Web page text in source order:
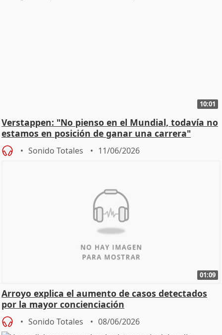
10:01
Verstappen: "No pienso en el Mundial, todavía no
estamos en posición de ganar una carrera"
Sonido Totales 11/06/2026
01:09
Arroyo explica el aumento de casos detectados
por la mayor concienciación
Sonido Totales 08/06/2026